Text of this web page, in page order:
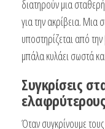
διατηρούν μια
για την ακρίβεια. Μια
υποστηρίζεται από
μπάλα κυλάει σωστά
Συγκρίσεις
Όταν συγκρίνουμε